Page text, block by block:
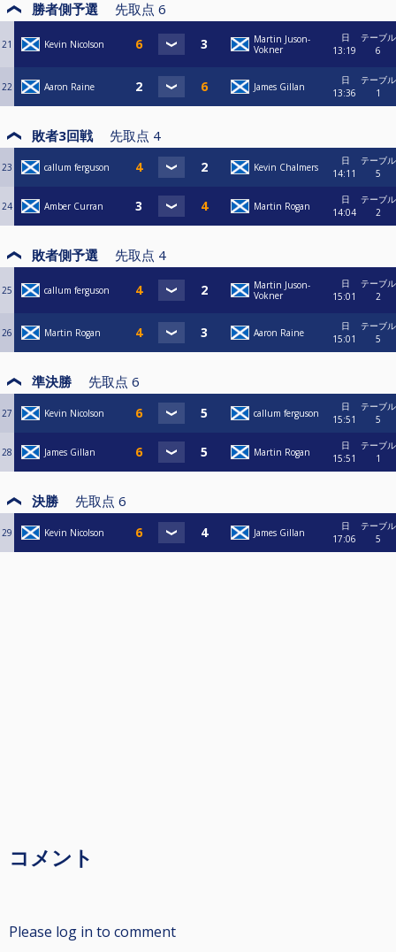
勝者側予選 先取点 6
21 Kevin Nicolson
Martin Juson-
Vokner
日
13:19
テーブル
6
22 Aaron Raine James Gillan
日
13:36
テーブル
1
敗者3回戦 先取点 4
23 callum ferguson Kevin Chalmers
日
14:11
テーブル
5
24 Amber Curran Martin Rogan
日
14:04
テーブル
2
敗者側予選 先取点 4
25 callum ferguson
Martin Juson-
Vokner
日
15:01
テーブル
2
26 Martin Rogan Aaron Raine
日
15:01
テーブル
5
準決勝 先取点 6
27 Kevin Nicolson callum ferguson
日
15:51
テーブル
5
28 James Gillan Martin Rogan
日
15:51
テーブル
1
決勝 先取点 6
29 Kevin Nicolson James Gillan
日
17:06
テーブル
5
コメント
Please log in to comment